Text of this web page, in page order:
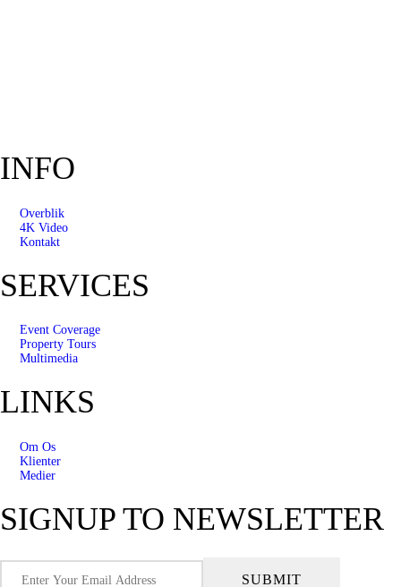
INFO
Overblik
4K Video
Kontakt
SERVICES
Event Coverage
Property Tours
Multimedia
LINKS
Om Os
Klienter
Medier
SIGNUP TO NEWSLETTER